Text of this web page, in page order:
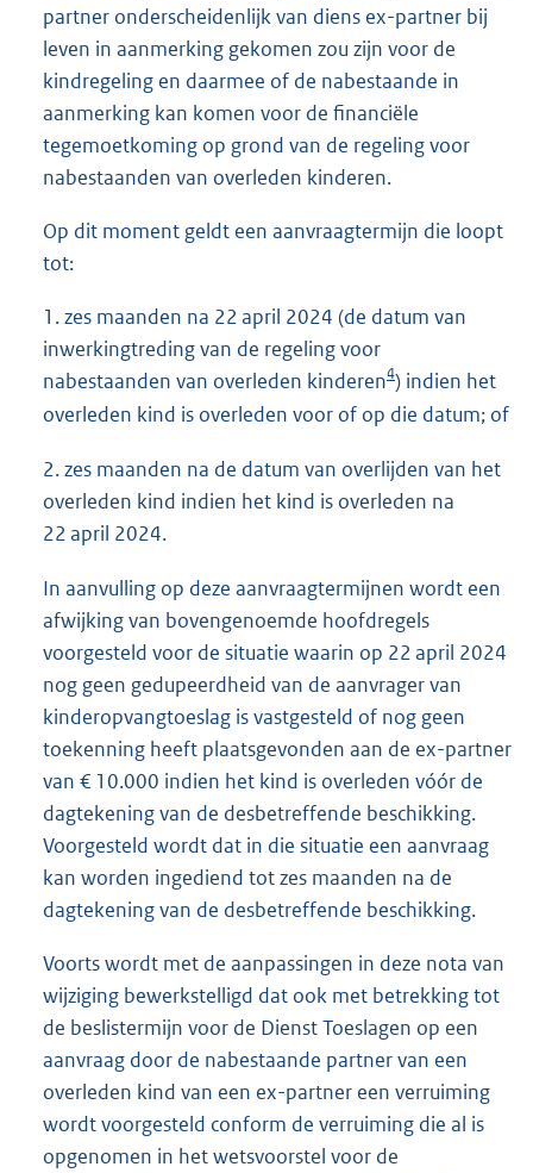
partner onderscheidenlijk van diens ex-partner bij
leven in aanmerking gekomen zou zijn voor de
kindregeling en daarmee of de nabestaande in
aanmerking kan komen voor de financiële
tegemoetkoming op grond van de regeling voor
nabestaanden van overleden kinderen.
Op dit moment geldt een aanvraagtermijn die loopt
tot:
1. zes maanden na 22 april 2024 (de datum van
inwerkingtreding van de regeling voor
nabestaanden van overleden kinderen4) indien het
overleden kind is overleden voor of op die datum; of
2. zes maanden na de datum van overlijden van het
overleden kind indien het kind is overleden na
22 april 2024.
In aanvulling op deze aanvraagtermijnen wordt een
afwijking van bovengenoemde hoofdregels
voorgesteld voor de situatie waarin op 22 april 2024
nog geen gedupeerdheid van de aanvrager van
kinderopvangtoeslag is vastgesteld of nog geen
toekenning heeft plaatsgevonden aan de ex-partner
van € 10.000 indien het kind is overleden vóór de
dagtekening van de desbetreffende beschikking.
Voorgesteld wordt dat in die situatie een aanvraag
kan worden ingediend tot zes maanden na de
dagtekening van de desbetreffende beschikking.
Voorts wordt met de aanpassingen in deze nota van
wijziging bewerkstelligd dat ook met betrekking tot
de beslistermijn voor de Dienst Toeslagen op een
aanvraag door de nabestaande partner van een
overleden kind van een ex-partner een verruiming
wordt voorgesteld conform de verruiming die al is
opgenomen in het wetsvoorstel voor de